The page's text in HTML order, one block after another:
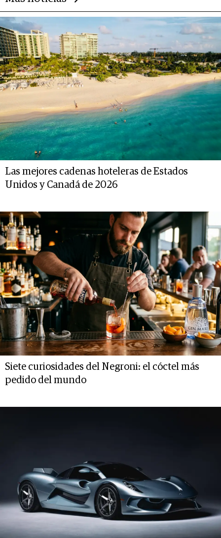
Las mejores cadenas hoteleras de Estados
Unidos y Canadá de 2026
Siete curiosidades del Negroni: el cóctel más
pedido del mundo